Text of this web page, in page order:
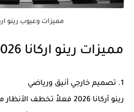
مميزات وعيوب رينو اركانا
مميزات رينو اركانا 2026
1. تصميم خارجي أنيق ورياضي
رينو أركانا 2026 فعلاً